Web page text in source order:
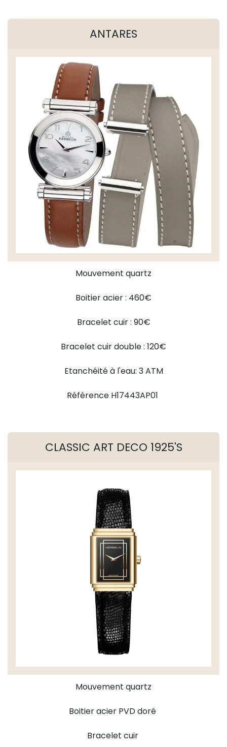
ANTARES
Mouvement quartz
Boitier acier : 460€
Bracelet cuir : 90€
Bracelet cuir double : 120€
Etanchéité à l'eau: 3 ATM
Référence H17443AP01
CLASSIC ART DECO 1925'S
Mouvement quartz
Boitier acier PVD doré
Bracelet cuir